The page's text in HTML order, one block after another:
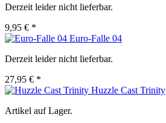
Derzeit leider nicht lieferbar.
9,95 € *
Euro-Falle 04
Derzeit leider nicht lieferbar.
27,95 € *
Huzzle Cast Trinity
Artikel auf Lager.